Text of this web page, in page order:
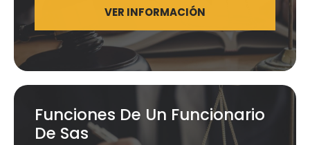
VER INFORMACIÓN
Funciones De Un Funcionario
De Sas